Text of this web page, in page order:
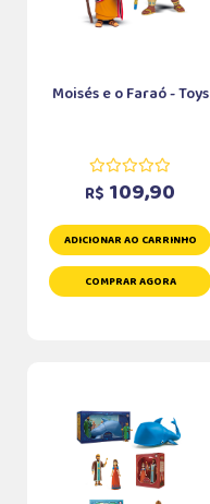
Moisés e o Faraó - Toys
R$ 109,90
ADICIONAR AO CARRINHO
COMPRAR AGORA